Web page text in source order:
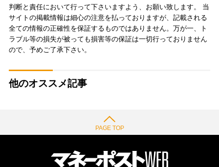
判断と責任において行って下さいますよう、お願い致します。 当
サイトの掲載情報は細心の注意を払っておりますが、記載される
全ての情報の正確性を保証するものではありません。万が一、ト
ラブル等の損失が被っても損害等の保証は一切行っておりません
ので、予めご了承下さい。
他のオススメ記事
PAGE TOP